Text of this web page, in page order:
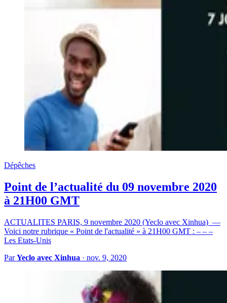
Dépêches
Point de l’actualité du 09 novembre 2020
à 21H00 GMT
ACTUALITES PARIS, 9 novembre 2020 (Yeclo avec Xinhua) —
Voici notre rubrique « Point de l'actualité » à 21H00 GMT : – – –
Les Etats-Unis
ParYeclo avec Xinhua · nov. 9, 2020